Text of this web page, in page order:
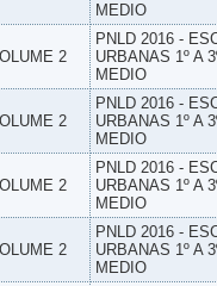
MEDIO
2
PNLD 2016 -
URBANAS 1º A
MEDIO
2
PNLD 2016 -
URBANAS 1º A
MEDIO
2
PNLD 2016 -
URBANAS 1º A
MEDIO
2
PNLD 2016 -
URBANAS 1º A
MEDIO